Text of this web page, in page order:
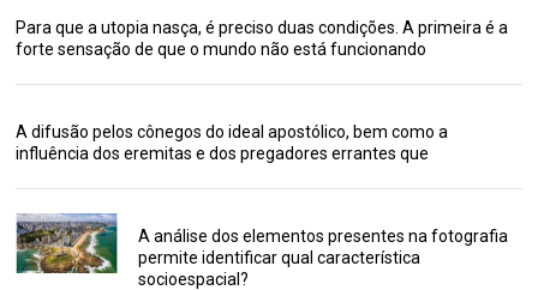
Para que a utopia nasça, é preciso duas condições. A primeira é a
forte sensação de que o mundo não está funcionando
A difusão pelos cônegos do ideal apostólico, bem como a
influência dos eremitas e dos pregadores errantes que
A análise dos elementos presentes na fotografia
permite identificar qual característica
socioespacial?